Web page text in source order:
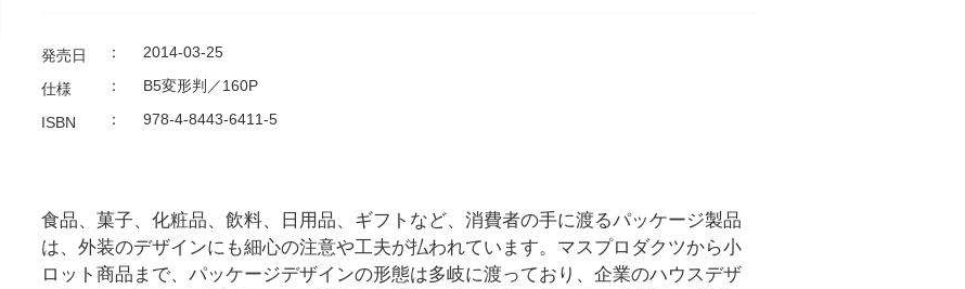
発売日 ： 2014-03-25
仕様 ： B5変形判／160P
ISBN ： 978-4-8443-6411-5
食品、菓子、化粧品、飲料、日用品、ギフトなど、消費者の手に渡るパッケージ製品
は、外装のデザインにも細心の注意や工夫が払われています。マスプロダクツから小
ロット商品まで、パッケージデザインの形態は多岐に渡っており、企業のハウスデザ